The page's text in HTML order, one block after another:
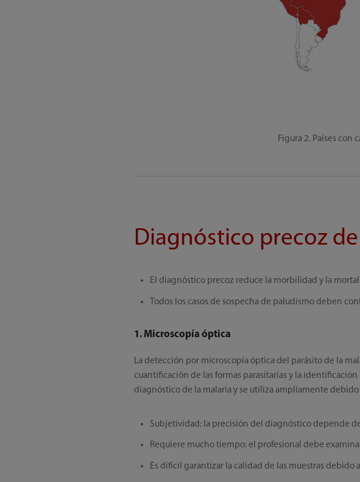
Figura 2. Países con
Diagnóstico precoz
El diagnóstico precoz reduce la morbilidad y la
Todos los casos de sospecha de paludismo deben
1. Microscopía óptica
La detección por microscopía óptica del parásito de la
cuantificación de las formas parasitarias y la
diagnóstico de la malaria y se utiliza ampliamente
Subjetividad: la precisión del diagnóstico depende
Requiere mucho tiempo: el profesional debe
Es difícil garantizar la calidad de las muestras